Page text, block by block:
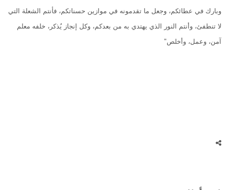
وبارك في عطائكم، وجعل ما تقدمونه في موازين حسناتكم، فأنتم الشعلة التي
لا تنطفئ، وأنتم النور الذي يهتدي به من بعدكم، وكل إنجاز يُذكر، خلفه معلم
آمن، وعمل، وأخلص"